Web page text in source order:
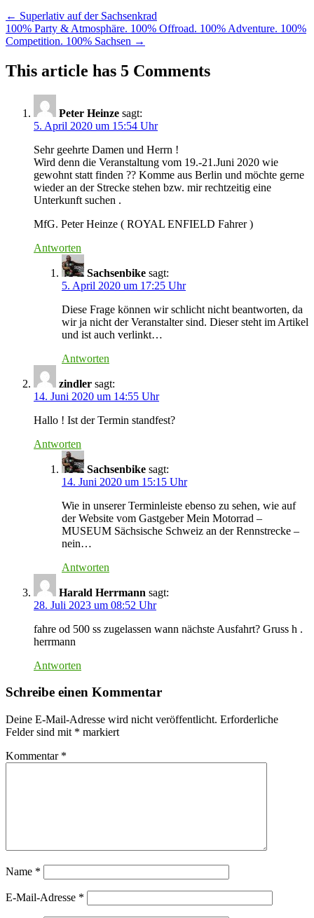
Post
navigation
← Superlativ auf der Sachsenkrad
100% Party & Atmosphäre. 100% Offroad. 100% Adventure. 100%
Competition. 100% Sachsen →
This article has 5 Comments
Peter Heinze sagt:
5. April 2020 um 15:54 Uhr
Sehr geehrte Damen und Herrn !
Wird denn die Veranstaltung vom 19.-21.Juni 2020 wie
gewohnt statt finden ?? Komme aus Berlin und möchte gerne
wieder an der Strecke stehen bzw. mir rechtzeitig eine
Unterkunft suchen .
MfG. Peter Heinze ( ROYAL ENFIELD Fahrer )
Antworten
Sachsenbike sagt:
5. April 2020 um 17:25 Uhr
Diese Frage können wir schlicht nicht beantworten, da
wir ja nicht der Veranstalter sind. Dieser steht im Artikel
und ist auch verlinkt…
Antworten
zindler sagt:
14. Juni 2020 um 14:55 Uhr
Hallo ! Ist der Termin standfest?
Antworten
Sachsenbike sagt:
14. Juni 2020 um 15:15 Uhr
Wie in unserer Terminleiste ebenso zu sehen, wie auf
der Website vom Gastgeber Mein Motorrad –
MUSEUM Sächsische Schweiz an der Rennstrecke –
nein…
Antworten
Harald Herrmann sagt:
28. Juli 2023 um 08:52 Uhr
fahre od 500 ss zugelassen wann nächste Ausfahrt? Gruss h .
herrmann
Antworten
Schreibe einen Kommentar
Deine E-Mail-Adresse wird nicht veröffentlicht. Erforderliche
Felder sind mit * markiert
Kommentar *
Name *
E-Mail-Adresse *